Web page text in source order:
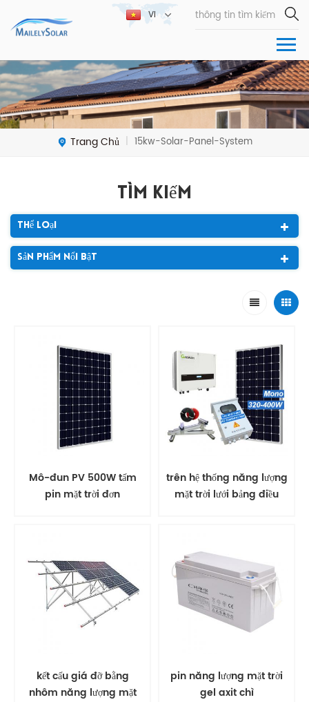
VI
Trang Chủ | 15kw-Solar-Panel-System
Tìm Kiếm
Thể Loại
Sản Phẩm Nổi Bật
Mô-đun PV 500W tấm
pin mặt trời đơn
trên hệ thống năng lượng
mặt trời lưới bảng điều
kết cấu giá đỡ bằng
nhôm năng lượng mặt
pin năng lượng mặt trời
gel axit chì